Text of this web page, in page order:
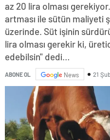
az 20 lira olması
artması ile sütün maliyeti
üzerinde. Süt işinin
lira olması gerekir ki,
edebilsin" dedi…
ABONE OL News 21